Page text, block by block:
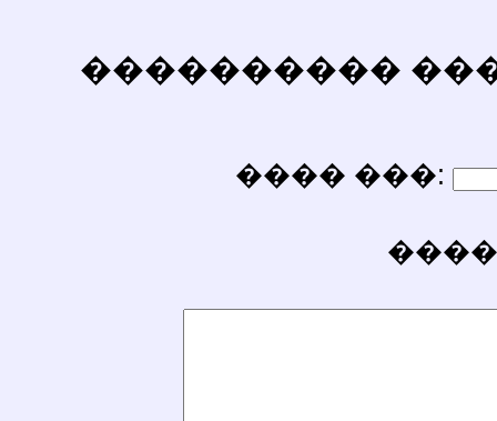
����������
���� ���: